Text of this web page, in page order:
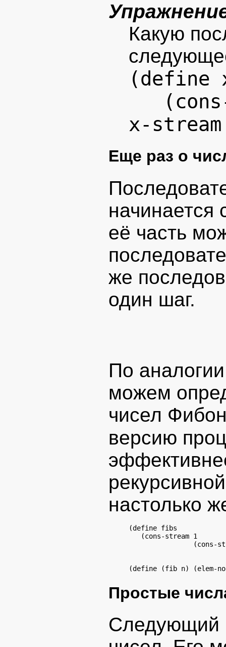
Какую
(define
(cons-
x-
Еще раз о
начинается
её часть
же
один шаг.
По
можем
чисел
версию
настолько
(define fibs
   (cons-stream 1
(cons-
(define (fib n) (elem-
Простые
Следующий